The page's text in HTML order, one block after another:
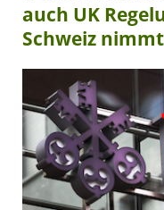
auch UK
Schweiz